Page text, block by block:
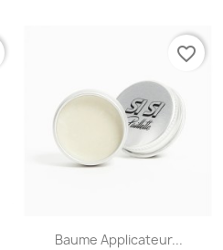
Baume Applicateur...
favorite_border